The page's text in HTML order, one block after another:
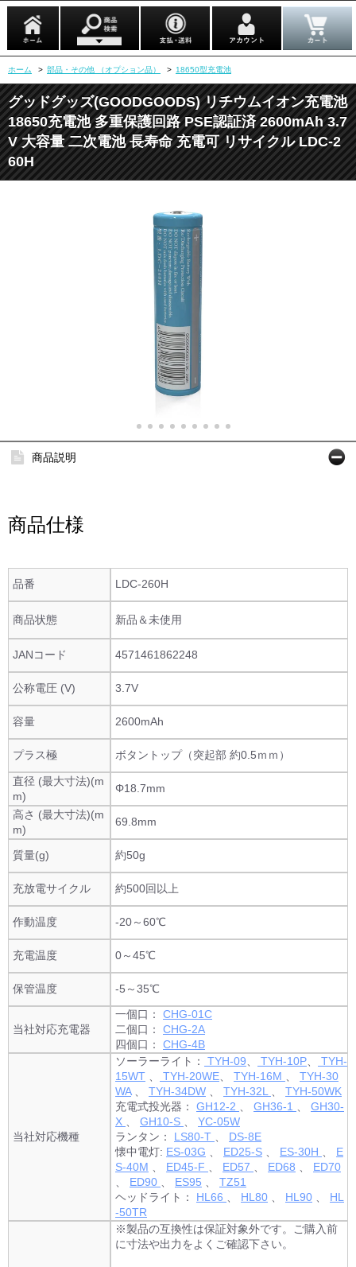
ホーム > 部品・その他 （オプション品） > 18650型充電池
グッドグッズ(GOODGOODS) リチウムイオン充電池
18650充電池 多重保護回路 PSE認証済 2600mAh 3.7
V 大容量 二次電池 長寿命 充電可 リサイクル LDC-2
60H
商品説明
商品仕様
品番 LDC-260H
商品状態 新品＆未使用
JANコード 4571461862248
公称電圧 (V) 3.7V
容量 2600mAh
プラス極 ボタントップ（突起部 約0.5ｍｍ）
直径 (最大寸法)(m
m)
Φ18.7mm
高さ (最大寸法)(m
m)
69.8mm
質量(g) 約50g
充放電サイクル 約500回以上
作動温度 -20～60℃
充電温度 0～45℃
保管温度 -5～35℃
当社対応充電器
一個口： CHG-01C
二個口： CHG-2A
四個口： CHG-4B
当社対応機種
ソーラーライト： TYH-09 TYH-10P
TYH-
15WT
TYH-20WE TYH-16M
TYH-30
WA、 TYH-34DW TYH-32L
TYH-50WK
充電式投光器： GH12-2 GH36-1
GH30-
X
GH10-S
YC-05W
ランタン： LS80-T
DS-8E
懐中電灯: ES-03G ED25-S ES-30H
E
S-40M
ED45-F ED57 ED68
ED70
ED90 ES95
TZ51
ヘッドライト： HL66 HL80 HL90
HL
-50TR
※製品の互換性は保証対象外です。ご購入前
に寸法や出力をよくご確認下さい。